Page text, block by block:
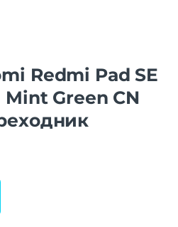
Redmi Pad SE
Mint Green CN